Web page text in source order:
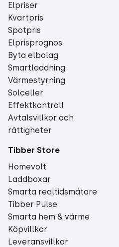
Elpriser
Kvartpris
Spotpris
Elprisprognos
Byta elbolag
Smartladdning
Värmestyrning
Solceller
Effektkontroll
Avtalsvillkor och
rättigheter
Tibber Store
Homevolt
Laddboxar
Smarta realtidsmätare
Tibber Pulse
Smarta hem & värme
Köpvillkor
Leveransvillkor